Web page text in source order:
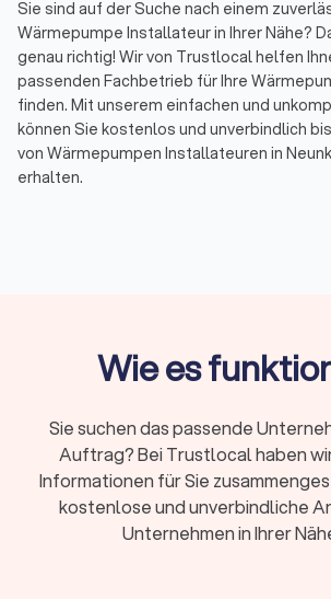
Sie sind auf der Suche nach einem
Wärmepumpe Installateur in Ihrer Nähe?
genau richtig! Wir von Trustlocal helfen
passenden Fachbetrieb für Ihre
finden. Mit unserem einfachen und
können Sie kostenlos und unverbindlich
von Wärmepumpen Installateuren in
erhalten.
auch Ihre Energiekosten. Doch um die
Ihrer Wärmepumpe zu gewährleisten und
unerlässlich. Nur ein erfahrener
kann die optimale Funktion und
Ihrer Anlage sicherstellen.
Doch wie finden Sie den richtigen
Wärmepumpe? Unsere Plattform bietet
Wie es
Sie suchen das passende
Auftrag? Bei Trustlocal haben
Informationen für Sie
kostenlose und unverbindliche
Unternehmen in Ihrer